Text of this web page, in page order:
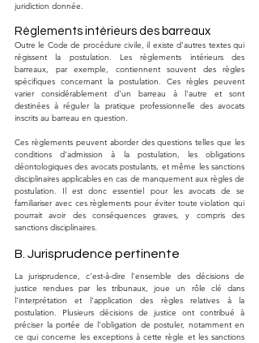
juridiction donnée.
Règlements intérieurs des barreaux
Outre le Code de procédure civile, il existe d'autres textes qui
régissent la postulation. Les règlements intérieurs des
barreaux, par exemple, contiennent souvent des règles
spécifiques concernant la postulation. Ces règles peuvent
varier considérablement d'un barreau à l'autre et sont
destinées à réguler la pratique professionnelle des avocats
inscrits au barreau en question.
Ces règlements peuvent aborder des questions telles que les
conditions d'admission à la postulation, les obligations
déontologiques des avocats postulants, et même les sanctions
disciplinaires applicables en cas de manquement aux règles de
postulation. Il est donc essentiel pour les avocats de se
familiariser avec ces règlements pour éviter toute violation qui
pourrait avoir des conséquences graves, y compris des
sanctions disciplinaires.
B. Jurisprudence pertinente
La jurisprudence, c'est-à-dire l'ensemble des décisions de
justice rendues par les tribunaux, joue un rôle clé dans
l'interprétation et l'application des règles relatives à la
postulation. Plusieurs décisions de justice ont contribué à
préciser la portée de l'obligation de postuler, notamment en
ce qui concerne les exceptions à cette règle et les sanctions